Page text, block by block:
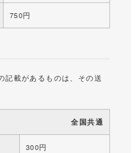
750円
記載があるものは、その送
全国共通
300円